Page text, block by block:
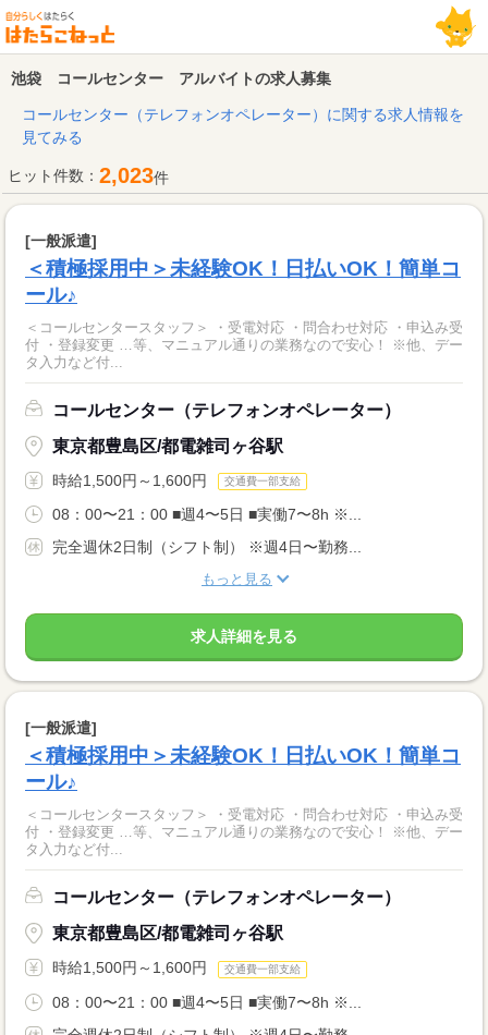
池袋 コールセンター アルバイトの求人募集
コールセンター（テレフォンオペレーター）に関する求人情報を
見てみる
ヒット件数： 2,023件
[一般派遣]
＜積極採用中＞未経験OK！日払いOK！簡単コ
ール♪
＜コールセンタースタッフ＞ ・受電対応 ・問合わせ対応 ・申込み受
付 ・登録変更 …等、マニュアル通りの業務なので安心！ ※他、デー
タ入力など付...
コールセンター（テレフォンオペレーター）
東京都豊島区/都電雑司ヶ谷駅
時給1,500円～1,600円 交通費一部支給
08：00〜21：00 ■週4〜5日 ■実働7〜8h ※...
完全週休2日制（シフト制） ※週4日〜勤務...
もっと見る
求人詳細を見る
[一般派遣]
＜積極採用中＞未経験OK！日払いOK！簡単コ
ール♪
＜コールセンタースタッフ＞ ・受電対応 ・問合わせ対応 ・申込み受
付 ・登録変更 …等、マニュアル通りの業務なので安心！ ※他、デー
タ入力など付...
コールセンター（テレフォンオペレーター）
東京都豊島区/都電雑司ヶ谷駅
時給1,500円～1,600円 交通費一部支給
08：00〜21：00 ■週4〜5日 ■実働7〜8h ※...